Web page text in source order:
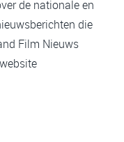
de nationale en
die
Film Nieuws